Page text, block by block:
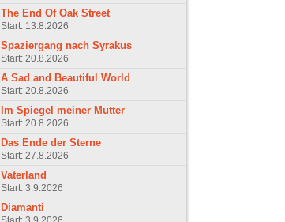
The End Of Oak Street
Start: 13.8.2026
Spaziergang nach Syrakus
Start: 20.8.2026
A Sad and Beautiful World
Start: 20.8.2026
Im Spiegel meiner Mutter
Start: 20.8.2026
Das Ende der Sterne
Start: 27.8.2026
Vaterland
Start: 3.9.2026
Diamanti